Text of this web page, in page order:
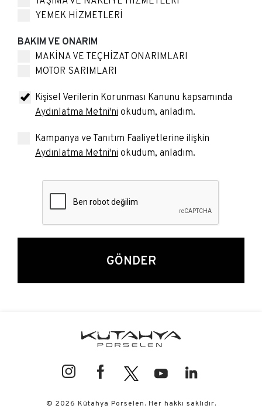
YEMEK HİZMETLERİ
BAKIM VE ONARIM
MAKİNA VE TEÇHİZAT ONARIMLARI
MOTOR SARIMLARI
Kişisel Verilerin Korunması Kanunu kapsamında
Aydınlatma Metni'ni okudum, anladım.
Kampanya ve Tanıtım Faaliyetlerine ilişkin
Aydınlatma Metni'ni okudum, anladım.
GÖNDER
© 2026 Kütahya Porselen. Her hakkı saklıdır.